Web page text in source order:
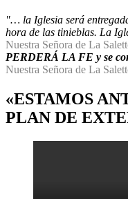
"… la Iglesia será
hora de las tinieblas. La
Nuestra Señora de La
PERDERÁ LA FE y se
Nuestra Señora de La
«ESTAMOS
PLAN DE